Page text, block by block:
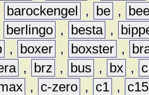
barockengel , be ,
berlingo , besta ,
, boxer , boxster ,
, brz , bus , bx ,
c
, c-zero , c1 ,
c15